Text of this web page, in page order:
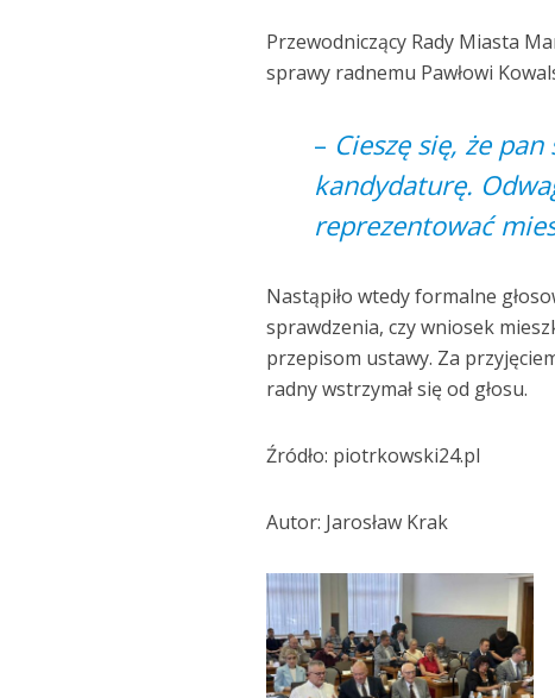
Przewodniczący Rady Miasta
sprawy radnemu Pawłowi
– Cieszę się, że pan
kandydaturę.
reprezentować
Nastąpiło wtedy formalne
sprawdzenia, czy wniosek
przepisom ustawy. Za
radny wstrzymał się od głosu.
Źródło: piotrkowski24.pl
Autor: Jarosław Krak